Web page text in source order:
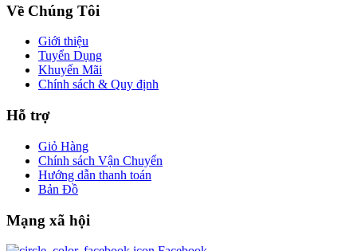
Về Chúng Tôi
Giới thiệu
Tuyển Dụng
Khuyến Mãi
Chính sách & Quy định
Hỗ trợ
Giỏ Hàng
Chính sách Vận Chuyển
Hướng dẫn thanh toán
Bản Đồ
Mạng xã hội